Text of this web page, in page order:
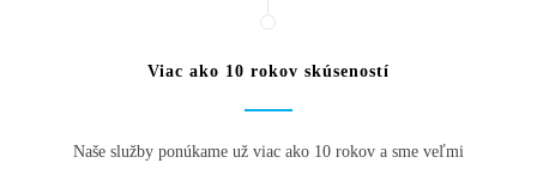
Viac ako 10 rokov skúseností
Naše služby ponúkame už viac ako 10 rokov a sme veľmi